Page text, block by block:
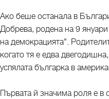
Ако беше останала в
Добрева, родена на 9
на демокрацията".
когато тя е едва
успялата българка в
Първата й значима роля е в